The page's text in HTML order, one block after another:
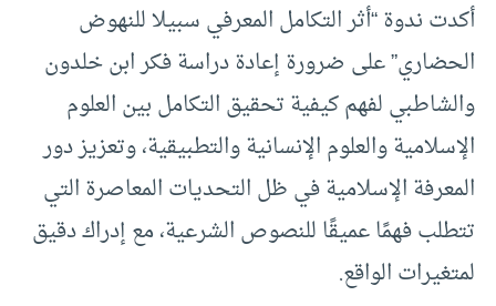
أكدت ندوة “أثر التكامل المعرفي سبيلا للنهوض
الحضاري” على ضرورة إعادة دراسة فكر ابن خلدون
والشاطبي لفهم كيفية تحقيق التكامل بين العلوم
الإسلامية والعلوم الإنسانية والتطبيقية، وتعزيز دور
المعرفة الإسلامية في ظل التحديات المعاصرة التي
تتطلب فهمًا عميقًا للنصوص الشرعية، مع إدراك دقيق
لمتغيرات الواقع.